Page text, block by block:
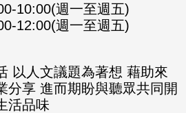
10:00(週一至週五)
12:00(週一至週五)
以人文議題為著想 藉助來
分享 進而期盼與聽眾共同開
活品味